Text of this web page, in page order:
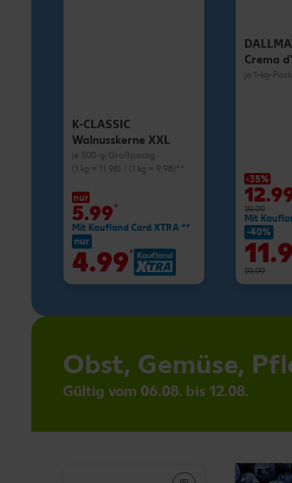
K-CLASSIC
Walnusskerne XXL
je 500-g-Großpackg.
(1 kg = 11.98) / (1 kg = 9.98)**
nur
5.99*
Mit Kaufland Card XTRA **
nur
4.99*
Crema
je 1-kg-
-35%
19.99
Mit
-40%
19.99
Obst, Gemüse,
Gültig vom 06.08. bis 12.08.